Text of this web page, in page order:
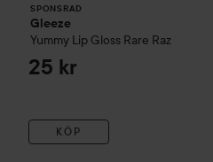
SPONSRAD
Gleeze
Yummy Lip Gloss Rare Raz
25 kr
KÖP